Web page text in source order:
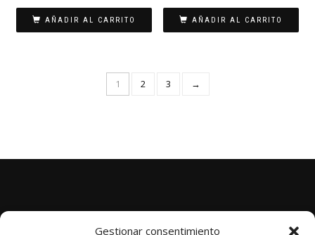
Gestionar consentimiento
AÑADIR AL CARRITO AÑADIR AL CARRITO
1 2 3 →